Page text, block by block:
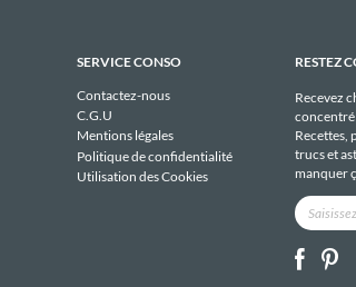
SERVICE CONSO
Contactez-nous
C.G.U
Mentions légales
Politique de confidentialité
Utilisation des Cookies
RESTEZ
Recevez
Recettes,
trucs et
manquer